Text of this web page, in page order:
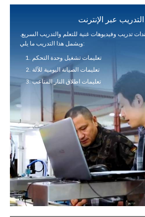
التدريب عبر الإنترنت
تدريب وفيديوهات غنية للتعلم والتدريب السريع.
ويشمل هذا التدريب ما يلي:
تعليمات تشغيل وحدة التحكم
تعليمات الصيانة اليومية للآلة
تعليمات اطلاق النار المتاعب